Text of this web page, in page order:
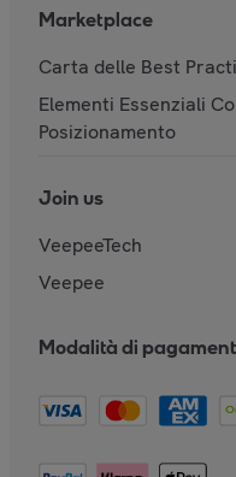
Marketplace
Carta delle Best
Elementi Essenziali
Posizionamento
Join us
VeepeeTech
Veepee
Modalità di